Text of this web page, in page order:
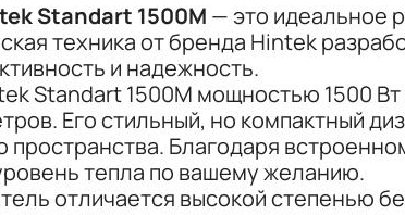
Standart 1500M — это идеальное
техника от бренда Hintek
и надежность.
Standart 1500M мощностью 1500
Его стильный, но компактный
пространства. Благодаря
тепла по вашему желанию.
отличается высокой степенью